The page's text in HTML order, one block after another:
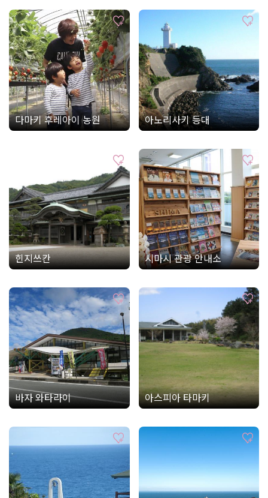
다마키 후레아이 농원 아노리사키 등대
힌지쓰칸 시마시 관광 안내소
바자 와타라이 아스피아 타마키